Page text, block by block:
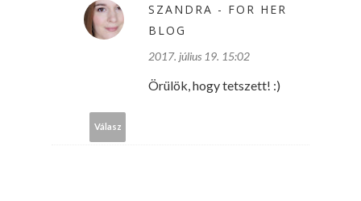
SZANDRA - FOR HER
BLOG
2017. július 19. 15:02
Örülök, hogy tetszett! :)
Válasz